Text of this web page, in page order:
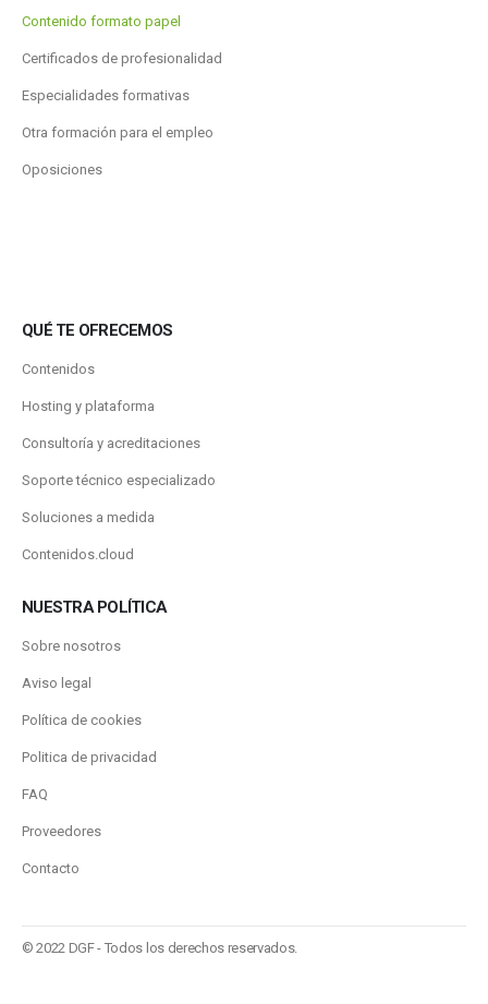
Contenido formato papel
Certificados de profesionalidad
Especialidades formativas
Otra formación para el empleo
Oposiciones
QUÉ TE OFRECEMOS
Contenidos
Hosting y plataforma
Consultoría y acreditaciones
Soporte técnico especializado
Soluciones a medida
Contenidos.cloud
NUESTRA POLÍTICA
Sobre nosotros
Aviso legal
Política de cookies
Politica de privacidad
FAQ
Proveedores
Contacto
© 2022 DGF - Todos los derechos reservados.